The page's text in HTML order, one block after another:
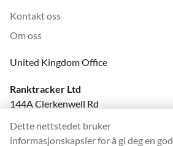
Kontakt oss
Om oss
United Kingdom Office
Ranktracker Ltd
144A Clerkenwell Rd
Company No: 08820809
Dette nettstedet bruker
informasjonskapsler for å gi deg en god